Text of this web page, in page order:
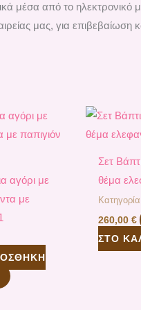
μέσα από το
μας, για επιβεβαίωση
αγόρι με
με
Σετ
θέμα
260,00€
ΣΤΟ